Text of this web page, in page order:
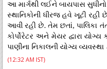
આ માર્ગથી લઈને બાયપાસ સુધીનો
સ્થાનિકોની ધીરજ હવે ખૂટી
આવી રહી છે. તેમ છતાં, પાલિકા
કોર્પોરેટર અને મેયર દ્વારા
પાણીના નિકાલની યોગ્ય
(12:32 AM IST)